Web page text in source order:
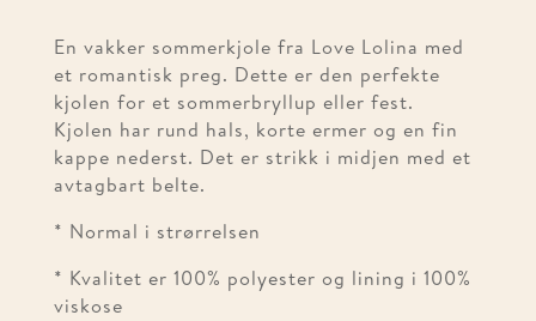
En vakker sommerkjole fra Love Lolina med
et romantisk preg. Dette er den perfekte
kjolen for et sommerbryllup eller fest.
Kjolen har rund hals, korte ermer og en fin
kappe nederst. Det er strikk i midjen med et
avtagbart belte.
* Normal i strørrelsen
* Kvalitet er 100% polyester og lining i 100%
viskose